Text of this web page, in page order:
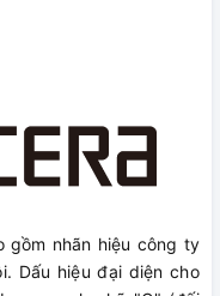
gồm nhãn hiệu công ty
Dấu hiệu đại diện cho